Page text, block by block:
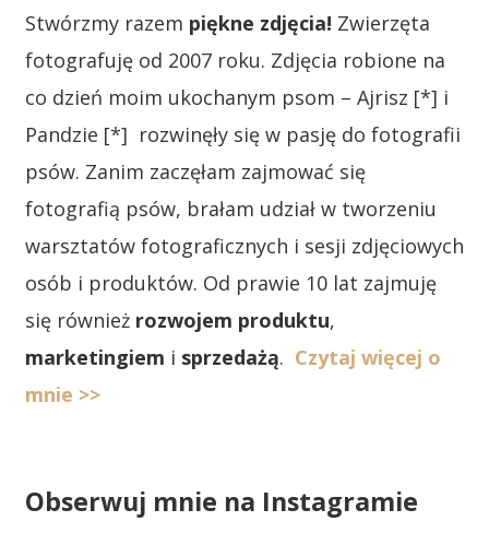
Stwórzmy razem piękne zdjęcia! Zwierzęta
fotografuję od 2007 roku. Zdjęcia robione na
co dzień moim ukochanym psom – Ajrisz [*] i
Pandzie [*] rozwinęły się w pasję do fotografii
psów. Zanim zaczęłam zajmować się
fotografią psów, brałam udział w tworzeniu
warsztatów fotograficznych i sesji zdjęciowych
osób i produktów. Od prawie 10 lat zajmuję
się równieżrozwojem produktu,
marketingiem i sprzedażą. Czytaj więcej o
mnie >>
Obserwuj mnie na Instagramie